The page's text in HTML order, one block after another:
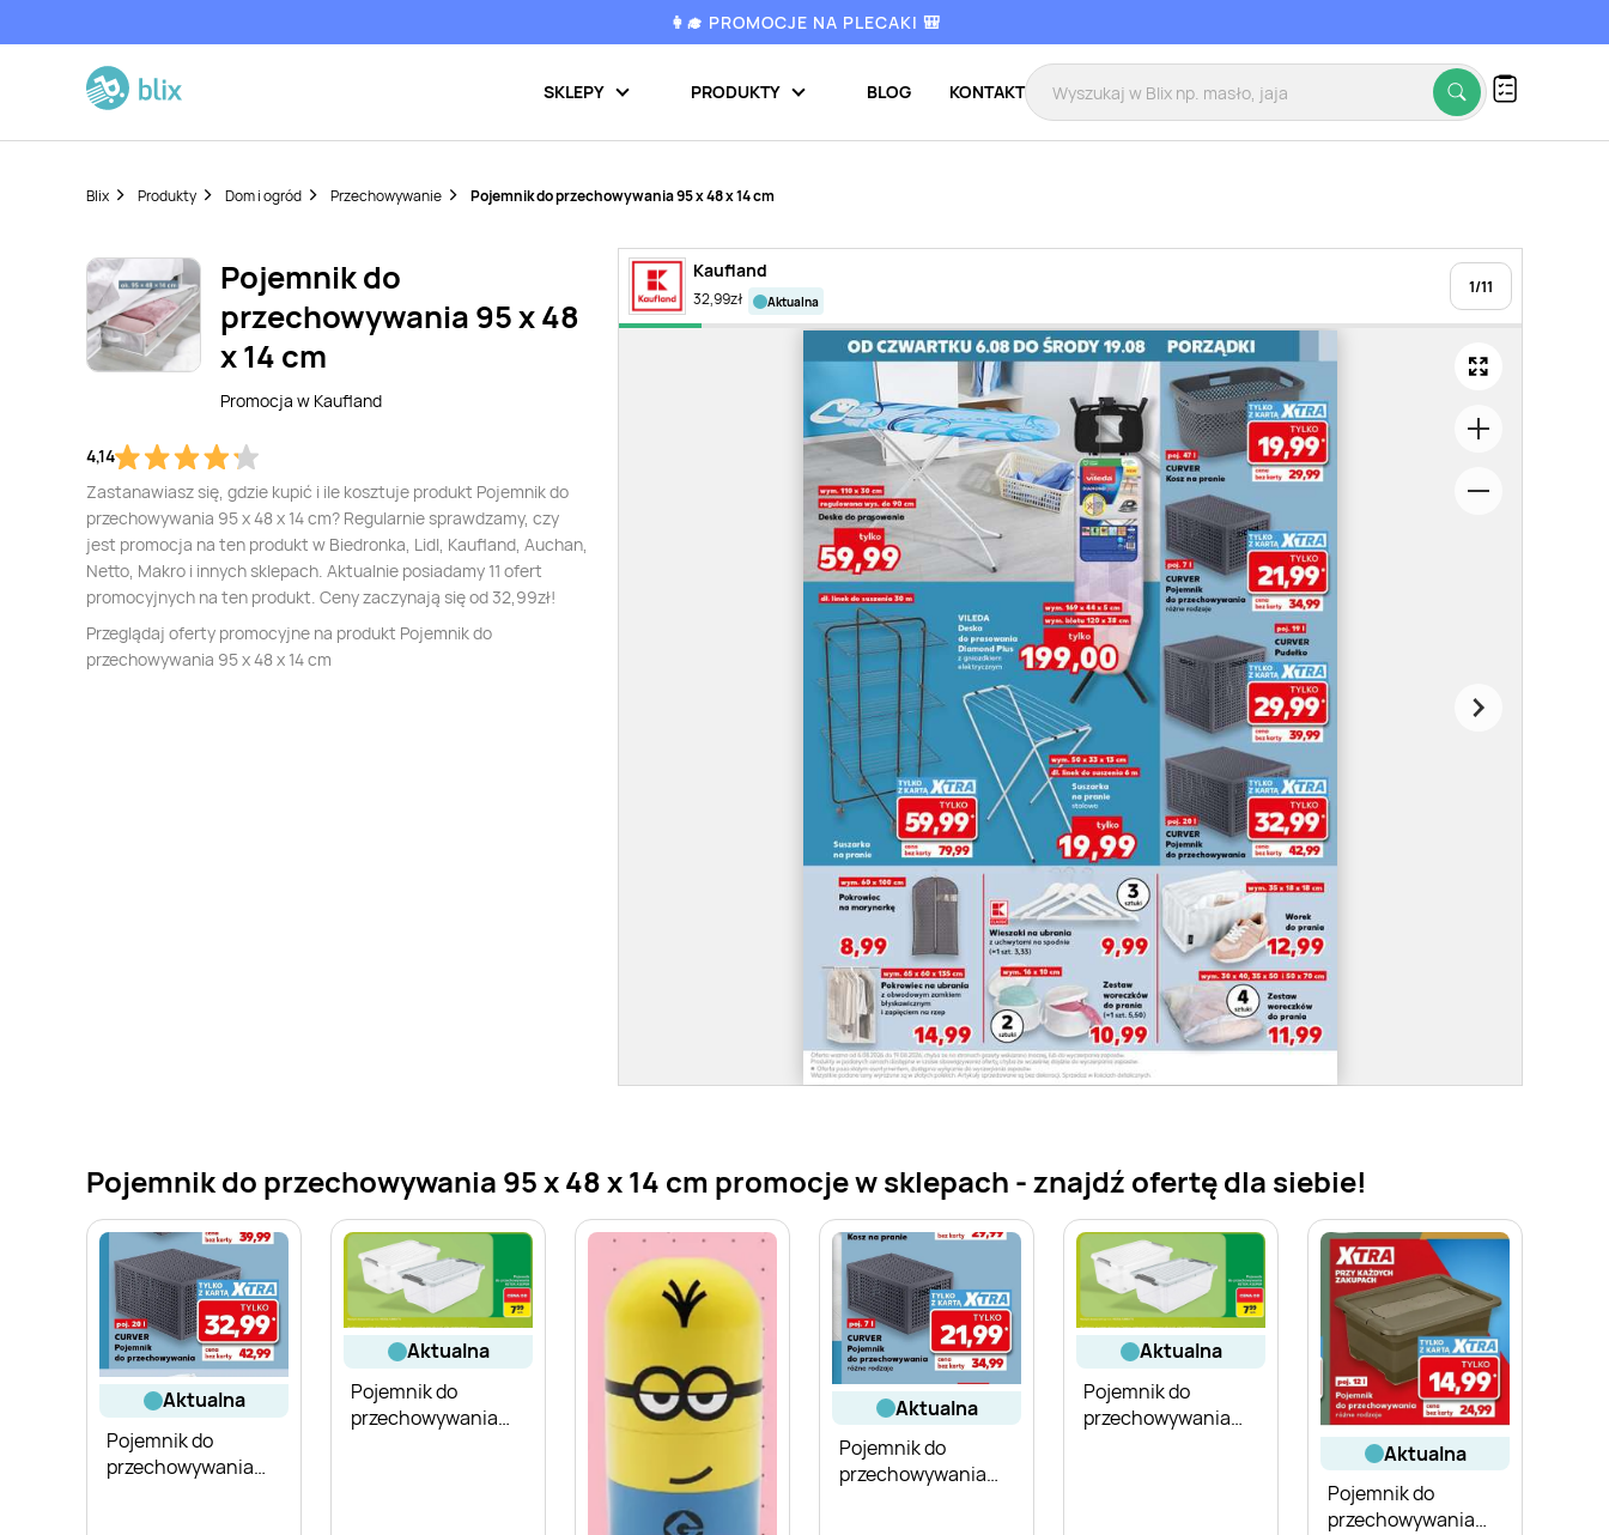
👩‍🎓 PROMOCJE NA PLECAKI 🎒
SKLEPY PRODUKTY BLOG KONTAKT
Blix Produkty Dom i ogród Przechowywanie Pojemnik do przechowywania 95 x 48 x 14 cm
Pojemnik do
przechowywania 95 x 48
x 14 cm
Promocja w Kaufland
4,14
Zastanawiasz się, gdzie kupić i ile kosztuje produkt Pojemnik do
przechowywania 95 x 48 x 14 cm? Regularnie sprawdzamy, czy
jest promocja na ten produkt w Biedronka, Lidl, Kaufland, Auchan,
Netto, Makro i innych sklepach. Aktualnie posiadamy 11 ofert
promocyjnych na ten produkt. Ceny zaczynają się od 32,99zł!
Przeglądaj oferty promocyjne na produkt Pojemnik do
przechowywania 95 x 48 x 14 cm
Kaufland
32,99zł aktualna
1/11
Pojemnik do przechowywania 95 x 48 x 14 cm promocje w sklepach - znajdź ofertę dla siebie!
aktualna
Pojemnik do
przechowywania
aktualna
Pojemnik do
przechowywania
aktualna
Pojemnik do
przechowywania
aktualna
Pojemnik do
przechowywania
aktualna
Pojemnik do
przechowywania